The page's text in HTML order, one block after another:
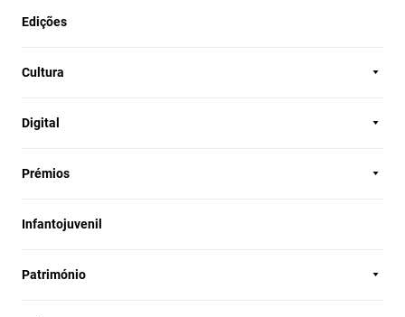
Edições
Cultura
Digital
Prémios
Infantojuvenil
Património